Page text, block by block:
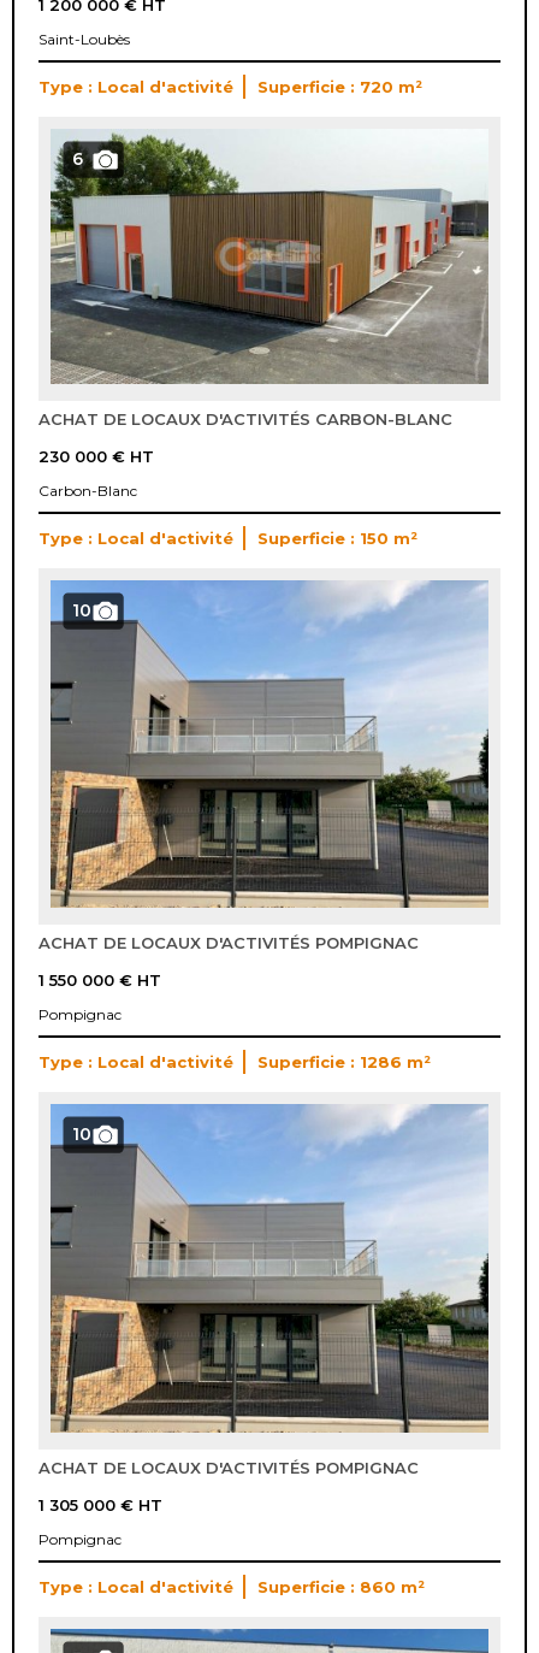
1 200 000 € HT
Saint-Loubès
Type : Local d'activité Superficie : 720 m²
6
ACHAT DE LOCAUX D'ACTIVITÉS CARBON-BLANC
230 000 € HT
Carbon-Blanc
Type : Local d'activité Superficie : 150 m²
10
ACHAT DE LOCAUX D'ACTIVITÉS POMPIGNAC
1 550 000 € HT
Pompignac
Type : Local d'activité Superficie : 1286 m²
10
ACHAT DE LOCAUX D'ACTIVITÉS POMPIGNAC
1 305 000 € HT
Pompignac
Type : Local d'activité Superficie : 860 m²